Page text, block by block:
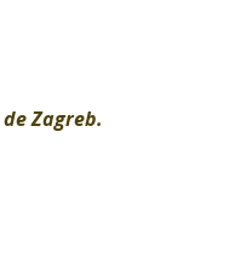
Zagreb.